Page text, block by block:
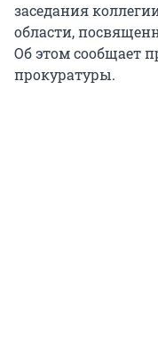
заседания
области,
Об этом сообщает
прокуратуры.